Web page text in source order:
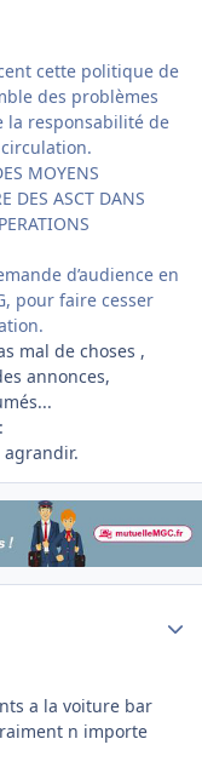
cette politique de
des problèmes
la responsabilité de
MOYENS
DES ASCT DANS
d’audience en
pour faire cesser
mal de choses ,
annonces,
a la voiture bar
n importe